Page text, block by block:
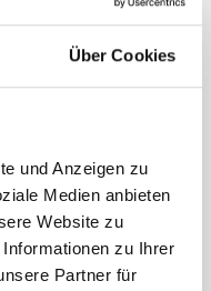
Über Cookies
und Anzeigen zu
Medien anbieten
Website zu
zu Ihrer
Partner für
über die
Campingplatzes.
TrampolinMinigolf
(< 10 Km)
(< 5 Km)